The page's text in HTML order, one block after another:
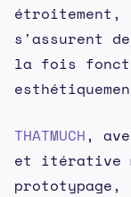
étroitement,
s'assurent
la fois
THATMUCH,
et itérative
prototypage,